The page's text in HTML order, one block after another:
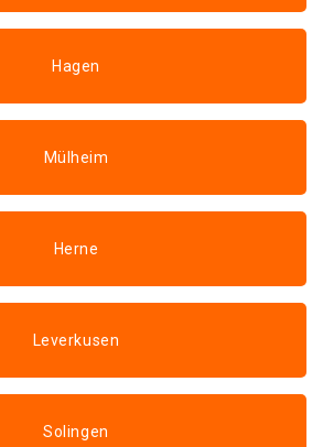
Hagen
Mülheim
Herne
Leverkusen
Solingen